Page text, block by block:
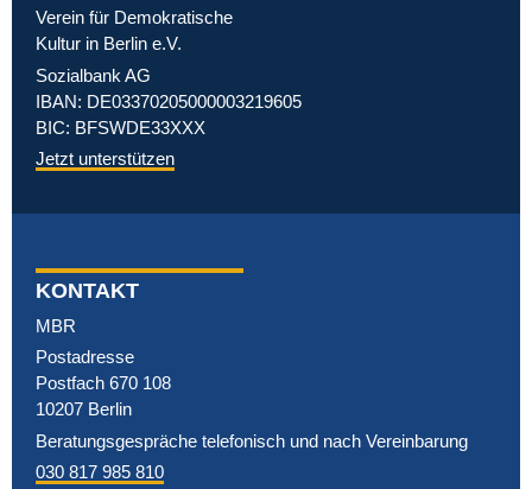
Verein für Demokratische
Kultur in Berlin e.V.
Sozialbank AG
IBAN: DE03370205000003219605
BIC: BFSWDE33XXX
Jetzt unterstützen
KONTAKT
MBR
Postadresse
Postfach 670 108
10207 Berlin
Beratungsgespräche telefonisch und nach Vereinbarung
030 817 985 810